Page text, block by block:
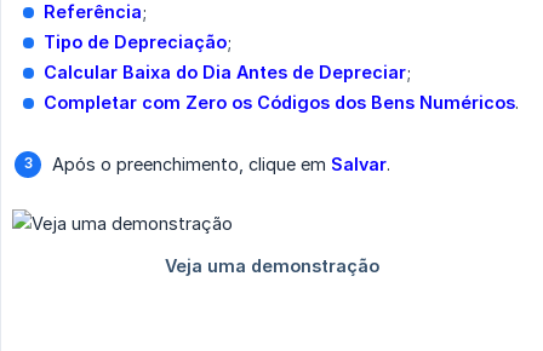
Referência;
Tipo de Depreciação;
Calcular Baixa do Dia Antes de Depreciar;
Completar com Zero os Códigos dos Bens Numéricos.
Após o preenchimento, clique em Salvar.